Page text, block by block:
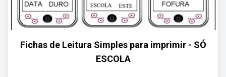
Fichas de Leitura Simples para imprimir - SÓ
ESCOLA